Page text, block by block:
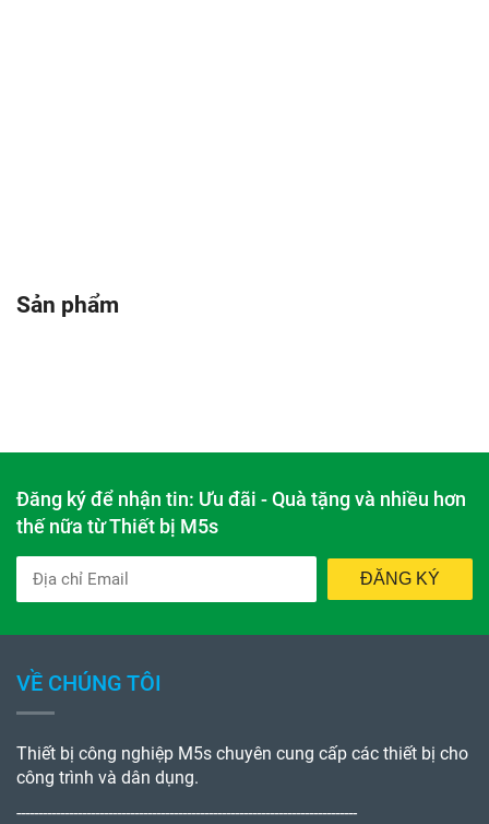
Sản phẩm
Đăng ký để nhận tin: Ưu đãi - Quà tặng và nhiều hơn
thế nữa từ Thiết bị M5s
ĐĂNG KÝ
VỀ CHÚNG TÔI
Thiết bị công nghiệp M5s chuyên cung cấp các thiết bị cho
công trình và dân dụng.
------------------------------------------------------------------------------